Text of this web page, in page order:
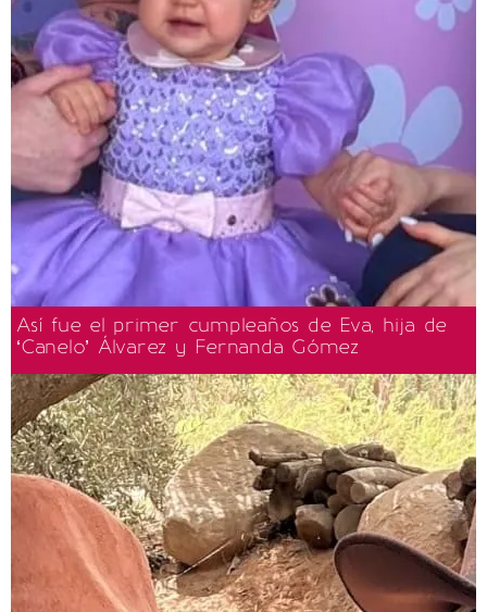
Así fue el primer cumpleaños de Eva, hija de
‘Canelo’ Álvarez y Fernanda Gómez